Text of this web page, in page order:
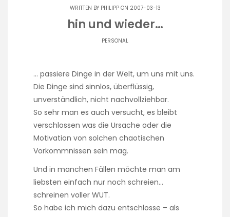
WRITTEN BY PHILIPPON 2007-03-13
hin und wieder…
PERSONAL
… passiere Dinge in der Welt, um uns mit uns.
Die Dinge sind sinnlos, überflüssig,
unverständlich, nicht nachvollziehbar.
So sehr man es auch versucht, es bleibt
verschlossen was die Ursache oder die
Motivation von solchen chaotischen
Vorkommnissen sein mag.
Und in manchen Fällen möchte man am
liebsten einfach nur noch schreien…
schreinen voller WUT.
So habe ich mich dazu entschlosse – als